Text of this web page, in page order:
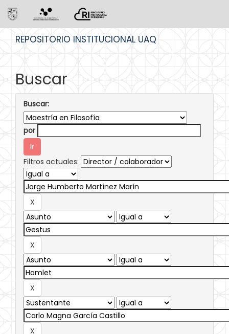
REPOSITORIO INSTITUCIONAL UAQ
Buscar
Buscar:
por
Filtros actuales: